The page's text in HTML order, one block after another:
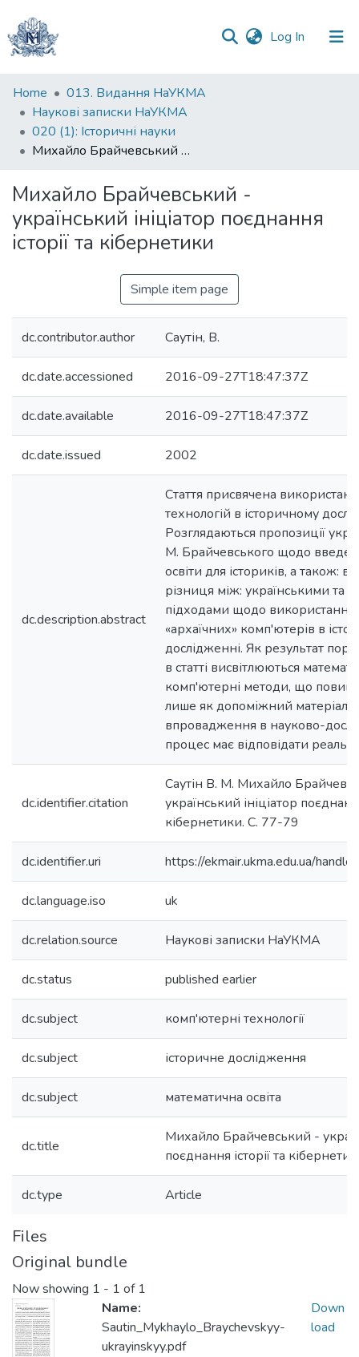
Log In (current)
Communities
&
Collections
Statistics
Home
013. Видання НаУКМА
Наукові записки НаУКМА
020 (1): Iсторичні науки
Михайло Брайчевський - український ініціатор поєднання історії та кібернетики
Михайло Брайчевський -
український ініціатор поєднання
історії та кібернетики
Simple item page
dc.contributor.author Саутін, В.
dc.date.accessioned 2016-09-27T18:47:37Z
dc.date.available 2016-09-27T18:47:37Z
dc.date.issued 2002
dc.description.abstract
Стаття присвячена
технологій в історичному
Розглядаються пропозиції
М. Брайчевського щодо
освіти для істориків, а також:
різниця між: українськими та
підходами щодо використання
«архаїчних» комп'ютерів в
дослідженні. Як результат
в статті висвітлюються
комп'ютерні методи, що
лише як допоміжний матеріал,
впровадження в науково-
процес має відповідати
dc.identifier.citation
Саутін В. М. Михайло
український ініціатор
кібернетики. С. 77-79
dc.identifier.uri https://ekmair.ukma.edu.ua/
dc.language.iso uk
dc.relation.source Наукові записки НаУКМА
dc.status published earlier
dc.subject комп'ютерні технології
dc.subject історичне дослідження
dc.subject математична освіта
dc.title
Михайло Брайчевський -
поєднання історії та
dc.type Article
Files
Original bundle
Now showing 1 - 1 of 1
Name:
Sautin_Mykhaylo_Braychevskyy-
ukrayinskyy.pdf
Down
load